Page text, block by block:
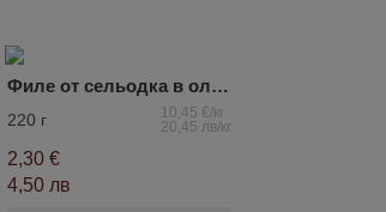
Филе от сельодка в олио Dese
220 г
10,45 €/кг
20,45 лв/кг
2,30 €
4,50 лв